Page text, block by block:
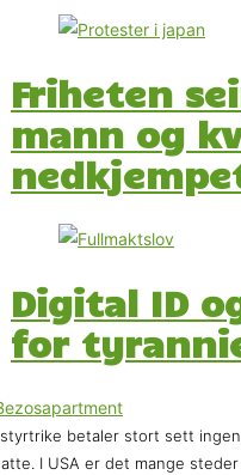
Friheten
mann og
Digital ID
for
betaler stort sett
I USA er det mange